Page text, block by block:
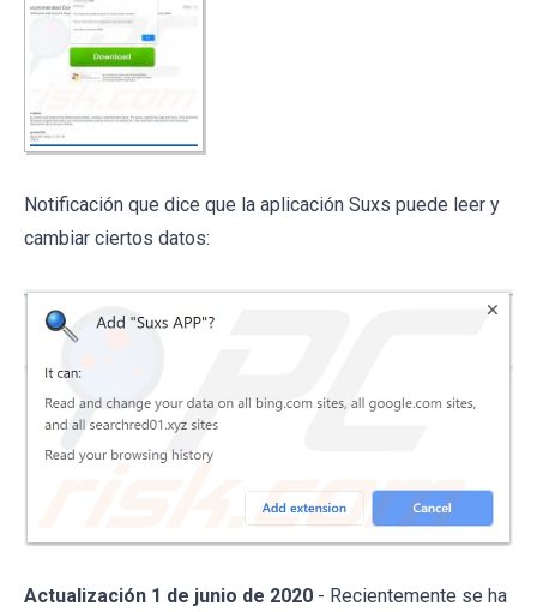
Notificación que dice que la aplicación Suxs puede leer y
cambiar ciertos datos:
Actualización 1 de junio de 2020 - Recientemente se ha